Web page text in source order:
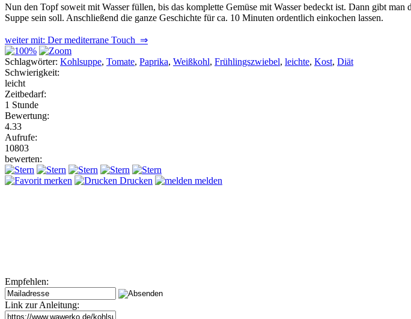
Nun den Topf soweit mit Wasser füllen, bis das komplette Gemüse mit Wasser bedeckt ist. Dann gibt
Suppe sein soll. Anschließend die ganze Geschichte für ca. 10 Minuten ordentlich einkochen lassen.
weiter mit: Der mediterrane Touch ⇒
Schlagwörter: Kohlsuppe, Tomate, Paprika, Weißkohl, Frühlingszwiebel, leichte, Kost, Diät
Schwierigkeit:
leicht
Zeitbedarf:
1 Stunde
Bewertung:
4.33
Aufrufe:
10803
bewerten:
merken Drucken melden
Empfehlen:
Link zur Anleitung: